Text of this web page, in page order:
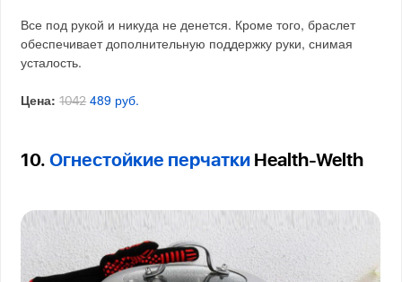
Все под рукой и никуда не денется. Кроме того, браслет
обеспечивает дополнительную поддержку руки, снимая
усталость.
Цена: 1042 489 руб.
10.Огнестойкие перчатки Health-Welth